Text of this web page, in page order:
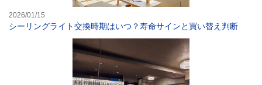
2026/01/15
シーリングライト交換時期はいつ？寿命サインと買い替え判断